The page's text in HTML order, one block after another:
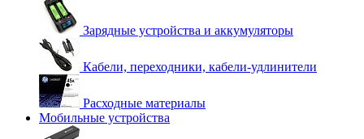
Зарядные устройства и аккумуляторы
Кабели, переходники, кабели-удлинители
Расходные материалы
Мобильные устройства